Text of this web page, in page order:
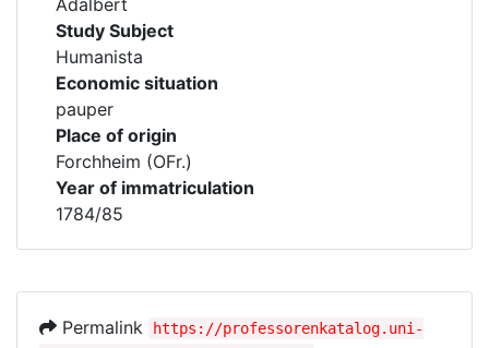
Adalbert
Study Subject
Humanista
Economic situation
pauper
Place of origin
Forchheim (OFr.)
Year of immatriculation
1784/85
Permalink
https://professorenkatalog.uni-